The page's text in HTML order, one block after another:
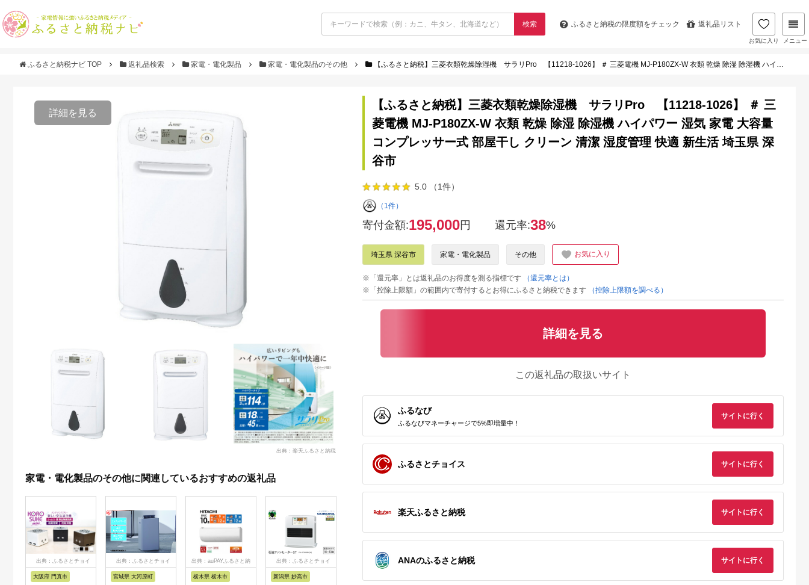
検索 ふるさと納税の限度額をチェック 返礼品リスト
お気に入り メニュー
ふるさと納税ナビ TOP 返礼品検索 家電・電化製品 家電・電化製品のその他 【ふるさと納税】三菱衣類乾燥除湿機 サラリPro 【11218-1026】 ＃ 三菱電機 MJ-P180ZX-W 衣類 乾燥 除湿 除湿機 ハイパワー 湿気 家電 大容量 コンプレッサー式 部屋干し クリーン 清潔 湿度管理 快適 新生活 埼玉県 深谷市
詳細を見る
出典：楽天ふるさと納税
家電・電化製品のその他に関連しているおすすめの返礼品
出典：ふるさとチョイ
大阪府 門真市
出典：ふるさとチョイ
宮城県 大河原町
出典：auPAYふるさと納
栃木県 栃木市
出典：ふるさとチョイ
新潟県 妙高市
出典：ふるさとチョイ
出典：ふるさとチョイ
出典：ANAのふるさと
出典：ふるさとチョ
【ふるさと納税】三菱衣類乾燥除湿機 サラリPro 【11218-1026】 ＃ 三
菱電機 MJ-P180ZX-W 衣類 乾燥 除湿 除湿機 ハイパワー 湿気 家電 大容量
コンプレッサー式 部屋干し クリーン 清潔 湿度管理 快適 新生活 埼玉県 深
谷市
5.0 （1件）
（1件）
寄付金額:195,000円 還元率:38%
埼玉県 深谷市 家電・電化製品 その他 お気に入り
※「還元率」とは返礼品のお得度を測る指標です
（還元率とは）
※「控除上限額」の範囲内で寄付するとお得にふるさと納税できます
（控除上限額を調べる）
詳細を見る
この返礼品の取扱いサイト
ふるなび
ふるなびマネーチャージで5%即増量中！
サイトに行く
ふるさとチョイス サイトに行く
楽天ふるさと納税 サイトに行く
ANAのふるさと納税 サイトに行く